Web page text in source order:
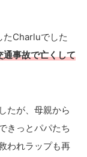
たCharluでした
通事故で亡くして
たが、母親から
きっとパパたち
われラップも再